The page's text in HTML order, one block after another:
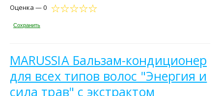
Оценка — 0
Сохранить
MARUSSIA Бальзам-кондиционер
для всех типов волос "Энергия и
сила трав" с экстрактом